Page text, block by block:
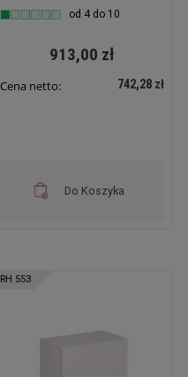
od 4 do 10
913,00 zł
Cena netto: 742,28 zł
Do Koszyka
RH 553